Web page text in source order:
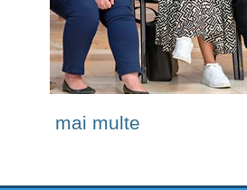
mai multe